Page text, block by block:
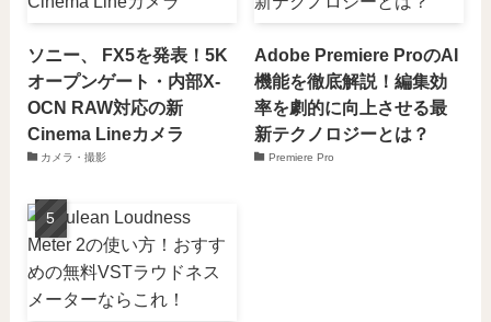
ソニー、 FX5を発表！5K
オープンゲート・内部X-
OCN RAW対応の新
Cinema Lineカメラ
カメラ・撮影
Adobe Premiere ProのAI
機能を徹底解説！編集効
率を劇的に向上させる最
新テクノロジーとは？
Premiere Pro